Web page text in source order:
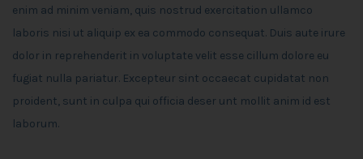
enim ad minim veniam, quis nostrud exercitation ullamco
laboris nisi ut aliquip ex ea commodo consequat. Duis aute irure
dolor in reprehenderit in voluptate velit esse cillum dolore eu
fugiat nulla pariatur. Excepteur sint occaecat cupidatat non
proident, sunt in culpa qui officia deser unt mollit anim id est
laborum.